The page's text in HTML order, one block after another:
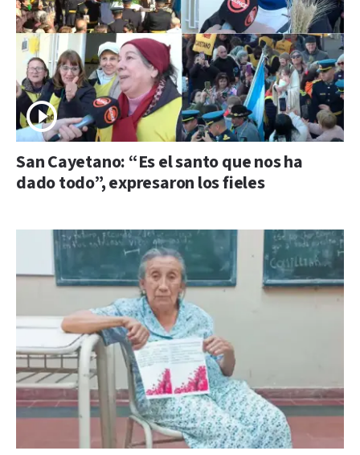
San Cayetano: “Es el santo que nos ha
dado todo”, expresaron los fieles